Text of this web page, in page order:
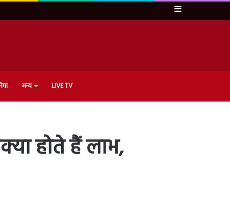
Sidebar
अन्य LIVE TV
होते हैं लाभ,